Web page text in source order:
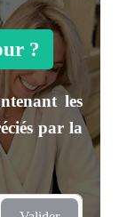
?
les
par la